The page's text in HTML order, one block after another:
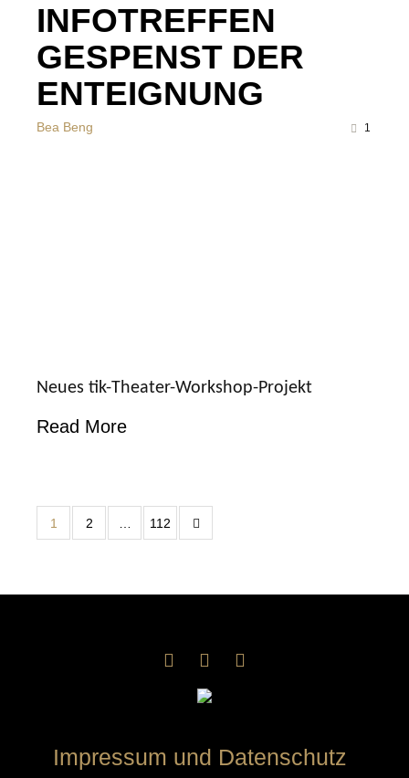
INFOTREFFEN
GESPENST DER
ENTEIGNUNG
Bea Beng 1
Neues tik-Theater-Workshop-Projekt
Read More
1 2 112
Impressum und Datenschutz